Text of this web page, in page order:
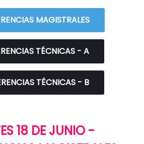
MAGISTRALES
TÉCNICAS - A
TÉCNICAS - B
18 DE JUNIO -